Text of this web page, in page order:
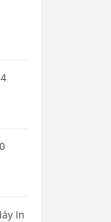
In